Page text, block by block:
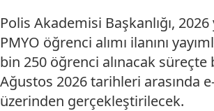
Polis Akademisi Başkanlığı, 2026
PMYO öğrenci alımı ilanını
bin 250 öğrenci alınacak süreçte
Ağustos 2026 tarihleri arasında
üzerinden gerçekleştirilecek.